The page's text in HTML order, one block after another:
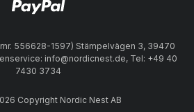
556628-1597) Stämpelvägen 3, 39470
info@nordicnest.de, Tel: +49 40
7430 3734
Copyright Nordic Nest AB